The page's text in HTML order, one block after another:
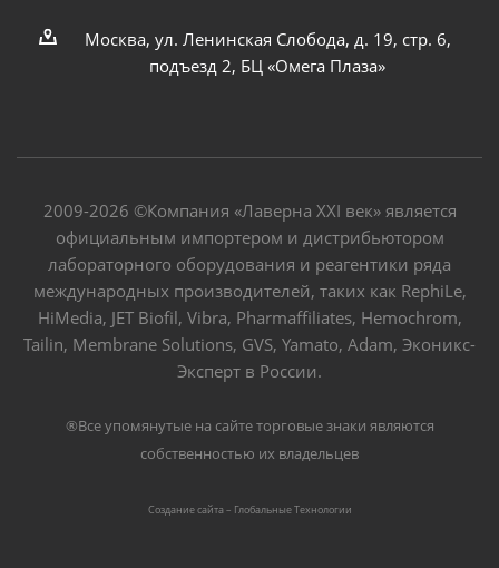
Москва, ул. Ленинская Слобода, д. 19, стр. 6,
подъезд 2, БЦ «Омега Плаза»
2009-2026 ©Компания «Лаверна XXI век» является
официальным импортером и дистрибьютором
лабораторного оборудования и реагентики ряда
международных производителей, таких как RephiLe,
HiMedia, JET Biofil, Vibra, Pharmaffiliates, Hemochrom,
Tailin, Membrane Solutions, GVS, Yamato, Adam, Эконикс-
Эксперт в России.
®Все упомянутые на сайте торговые знаки являются
собственностью их владельцев
Создание сайта – Глобальные Tехнологии